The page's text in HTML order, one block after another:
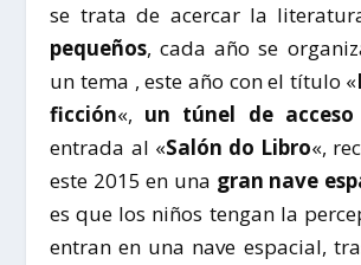
se trata de acercar la
pequeños, cada año se
un tema , este año con el título «
ficción«, un túnel de acceso
entrada al «Salón do Libro«,
este 2015 en una gran nave
es que los niños tengan la
entran en una nave espacial,